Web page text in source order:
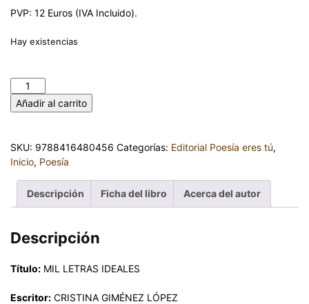
PVP: 12 Euros (IVA Incluido).
Hay existencias
Añadir al carrito
SKU: 9788416480456 Categorías: Editorial Poesía eres tú,
Inicio, Poesía
Descripción Ficha del libro Acerca del autor
Descripción
Título: MIL LETRAS IDEALES
Escritor: CRISTINA GIMÉNEZ LÓPEZ